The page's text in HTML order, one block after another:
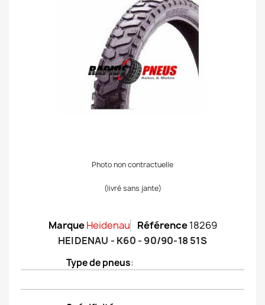
Photo non contractuelle
(livré sans jante)
Marque Heidenau Référence 18269
HEIDENAU - K60 - 90/90-18 51S
Type de pneus: